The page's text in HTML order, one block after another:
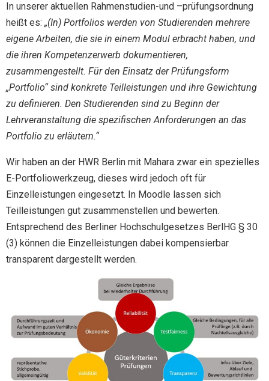
In unserer aktuellen Rahmenstudien-und –prüfungsordnung
heißt es: „(In) Portfolios werden von Studierenden mehrere
eigene Arbeiten, die sie in einem Modul erbracht haben, und
die ihren Kompetenzerwerb dokumentieren,
zusammengestellt. Für den Einsatz der Prüfungsform
„Portfolio“ sind konkrete Teilleistungen und ihre Gewichtung
zu definieren. Den Studierenden sind zu Beginn der
Lehrveranstaltung die spezifischen Anforderungen an das
Portfolio zu erläutern.“
Wir haben an der HWR Berlin mit Mahara zwar ein spezielles
E-Portfoliowerkzeug, dieses wird jedoch oft für
Einzelleistungen eingesetzt. In Moodle lassen sich
Teilleistungen gut zusammenstellen und bewerten.
Entsprechend des Berliner Hochschulgesetzes BerlHG § 30
(3) können die Einzelleistungen dabei kompensierbar
transparent dargestellt werden.